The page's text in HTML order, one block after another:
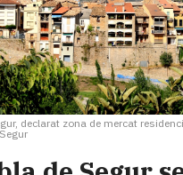
declarat zona de mercat